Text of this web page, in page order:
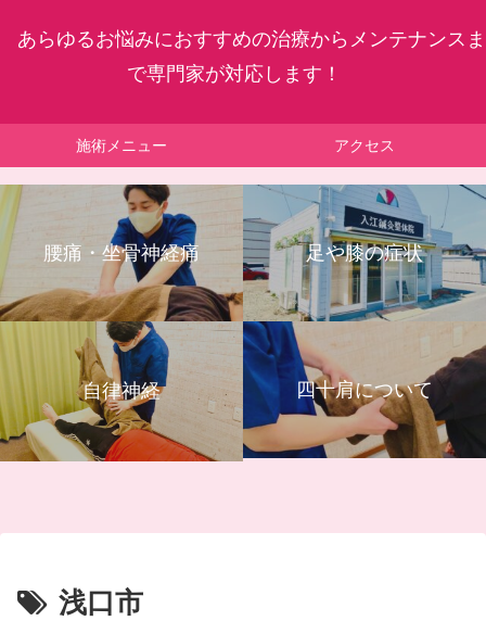
あらゆるお悩みにおすすめの治療からメンテナンスま
で専門家が対応します！
施術メニュー アクセス
腰痛・坐骨神経痛 足や膝の症状
自律神経 四十肩について
浅口市